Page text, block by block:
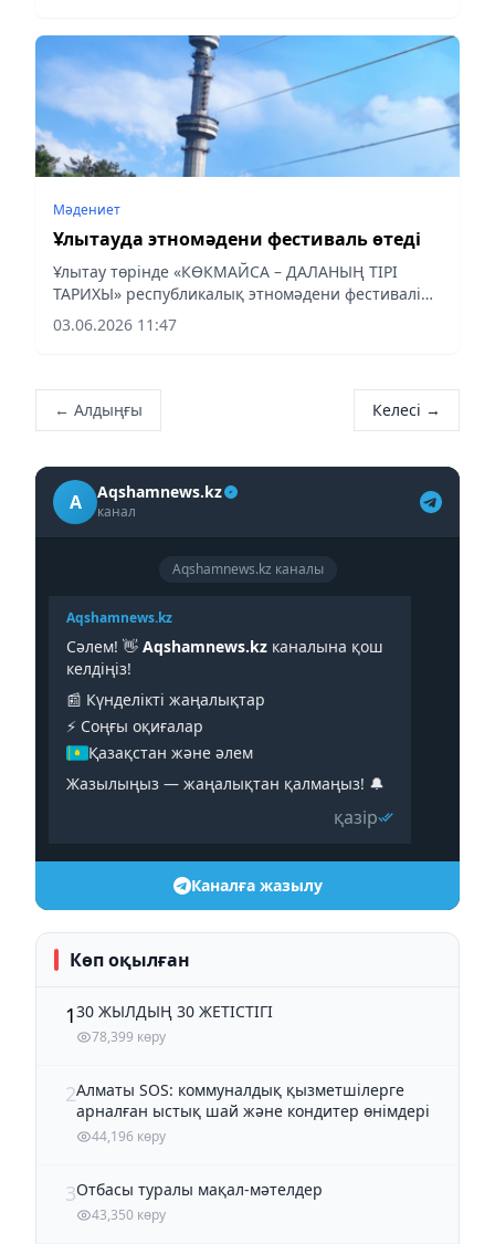
Мәдениет
Ұлытауда этномәдени фестиваль өтеді
Ұлытау төрінде «КӨКМАЙСА – ДАЛАНЫҢ ТІРІ
ТАРИХЫ» республикалық этномәдени фестивалі
өтеді
03.06.2026 11:47
← Алдыңғы Келесі →
A Aqshamnews.kz
канал
Aqshamnews.kz каналы
Aqshamnews.kz
Сәлем! 👋 Aqshamnews.kz каналына қош
келдіңіз!
📰 Күнделікті жаңалықтар
⚡️ Соңғы оқиғалар
Қазақстан және әлем
Жазылыңыз — жаңалықтан қалмаңыз! 🔔
қазір
Каналға жазылу
Көп оқылған
130 ЖЫЛДЫҢ 30 ЖЕТІСТІГІ
78,399 көру
2Алматы SOS: коммуналдық қызметшілерге
арналған ыстық шай және кондитер өнімдері
44,196 көру
3Отбасы туралы мақал-мәтелдер
43,350 көру